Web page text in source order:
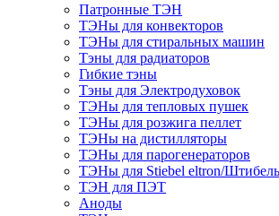
Патронные ТЭН
ТЭНы для конвекторов
ТЭНы для стиральных машин
Тэны для радиаторов
Гибкие тэны
Тэны для Электродуховок
ТЭНы для тепловых пушек
ТЭНы для розжига пеллет
ТЭНы на дистилляторы
ТЭНы для парогенераторов
ТЭНы для Stiebel eltron/Штибель
ТЭН для ПЭТ
Аноды